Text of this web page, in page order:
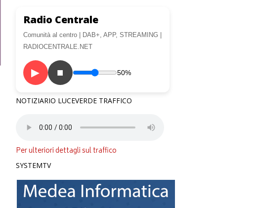
Radio Centrale
Comunità al centro | DAB+, APP, STREAMING |
RADIOCENTRALE.NET
▶ ■ 50%
NOTIZIARIO LUCEVERDE TRAFFICO
Per ulteriori dettagli sul traffico
SYSTEMTV